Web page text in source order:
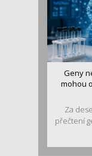
Geny
mohou
Za
přečtení